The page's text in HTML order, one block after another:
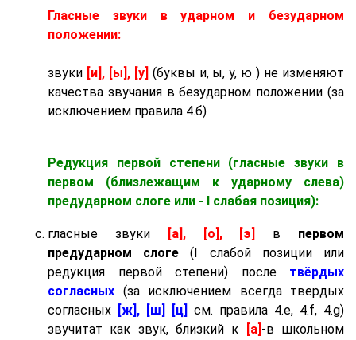
Гласные звуки в ударном и безударном
положении:
звуки [и], [ы], [у] (буквы и, ы, у, ю ) не изменяют
качества звучания в безударном положении (за
исключением правила 4.б)
Редукция первой степени (гласные звуки в
первом (близлежащим к ударному слева)
предударном слоге или - I слабая позиция):
гласные звуки [а], [о], [э] в первом
предударном слоге (I слабой позиции или
редукция первой степени) послетвёрдых
согласных (за исключением всегда твердых
согласных
[ж], [ш] [ц]
см. правила 4.e, 4.f, 4.g)
звучитат как звук, близкий к
[а] -в школьном